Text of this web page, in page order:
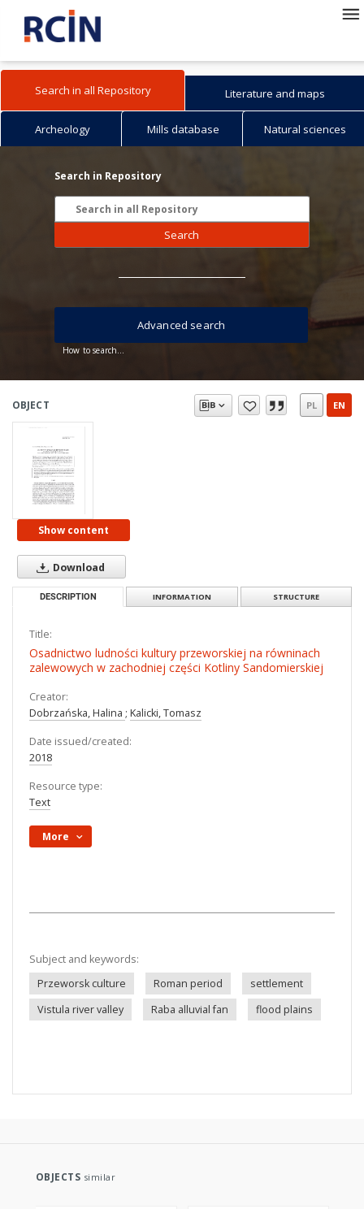
Search in all Repository Literature and maps
Archeology Mills database Natural sciences
Search in Repository
Search
How to search...
Advanced search
OBJECT PL EN
Show content
Download
DESCRIPTION INFORMATION STRUCTURE
Title:
Osadnictwo ludności kultury przeworskiej na równinach
zalewowych w zachodniej części Kotliny Sandomierskiej
Creator:
Dobrzańska, Halina ; Kalicki, Tomasz
Date issued/created:
2018
Resource type:
Text
More
Subject and keywords:
Przeworsk culture
Roman period
settlement
Vistula river valley
Raba alluvial fan flood plains
OBJECTS similar